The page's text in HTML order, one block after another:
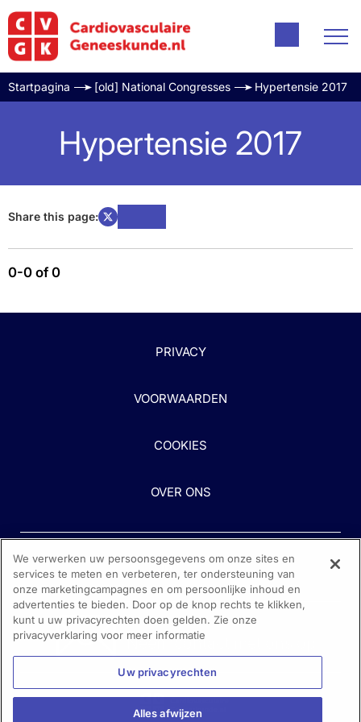
Startpagina [old] National Congresses Hypertensie 2017
Hypertensie 2017
Share this page:
0-0 of 0
PRIVACY
VOORWAARDEN
COOKIES
OVER ONS
Heeft u hulp nodig?
Neem contact met ons op
We verwerken uw persoonsgegevens om onze sites en
services te meten en verbeteren, ter ondersteuning van
onze marketingcampagnes en om persoonlijke inhoud en
advertenties te bieden. Door op de knop rechts te klikken,
kunt u uw privacyrechten doen gelden. Zie onze
privacyverklaring voor meer informatie
Uw privacyrechten
Alles afwijzen